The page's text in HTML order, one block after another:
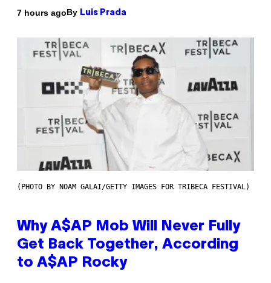
7 hours agoBy Luis Prada
(PHOTO BY NOAM GALAI/GETTY IMAGES FOR TRIBECA FESTIVAL)
Why A$AP Mob Will Never Fully
Get Back Together, According
to A$AP Rocky